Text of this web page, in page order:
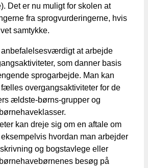
Det er nu muligt for skolen at
fra sprogvurderingerne, hvis
samtykke.
anbefalelsesværdigt at arbejde
som danner basis
sprogarbejde. Man kan
overgangsaktiviteter for de
ældste-børns-grupper og
kan dreje sig om en aftale om
hvordan man arbejder
og bogstavlege eller
besøg på